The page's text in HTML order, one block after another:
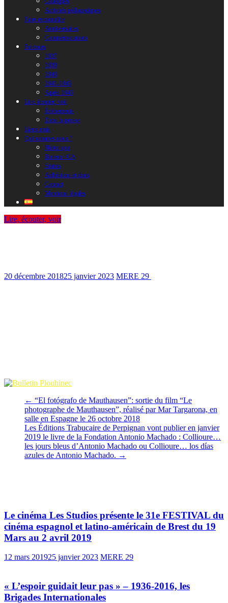
Activités pédagogiques
Faire reconnaître
Anniversaires
Commémorations
Parcours
1937
1939
1940
1941-1945
Après 1945
Lire, écouter, voir
Évènements
Dans la presse
Liens amis
Qui sommes nous ?
Historique
Bureau / CA
Statuts
Adhésions et dons
Contact
Mentions légales
Lire, écouter, voir
20 décembre 201825 janvier 2023 MERE 29
← “El fotógrafo de Mauthausen”: sortie du film “Le
photographe de Mauthausen”, réalisé par Mar Targarona, en
salle en Espagne le 26 octobre 2018
Les Éditions Trabucaire de Perpignan vont publier en janvier
2019 le livre de la Fondation Antonio Machado : Collioure…
les jours bleus d’Antonio Machado ou Collioure… los días
azules de Antonio Machado. →
Le cinéma Les Studios présente le 31e FESTIVAL du
cinéma espagnol et latino-américain de Brest du 19
Mars au 2 avril 2019
12 mars 201925 janvier 2023 MERE 29
« L’espoir guidait leur pas » – 1936-2016, les
Brigades Internationales